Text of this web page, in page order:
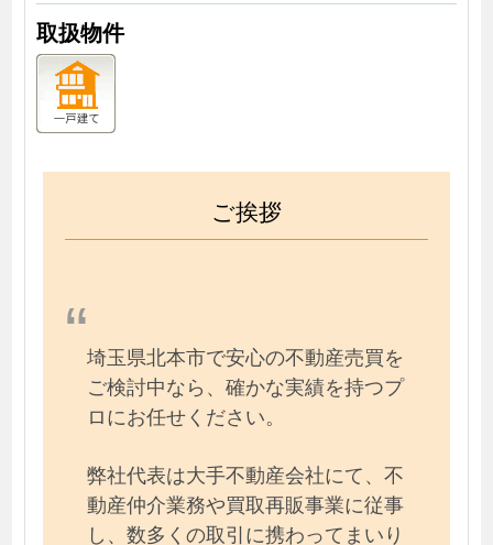
取扱物件
ご挨拶
埼玉県北本市で安心の不動産売買を
ご検討中なら、確かな実績を持つプ
ロにお任せください。
弊社代表は大手不動産会社にて、不
動産仲介業務や買取再販事業に従事
し、数多くの取引に携わってまいり